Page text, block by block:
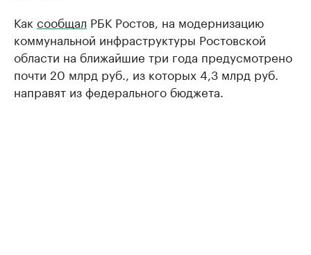
Как сообщал РБК Ростов, на модернизацию
коммунальной инфраструктуры Ростовской
области на ближайшие три года предусмотрено
почти 20 млрд руб., из которых 4,3 млрд руб.
направят из федерального бюджета.